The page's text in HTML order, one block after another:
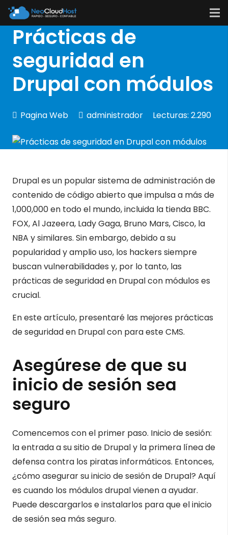
Prácticas de
seguridad en
Drupal con módulos
Pagina Web administrador Lecturas: 2.290
Drupal es un popular sistema de administración de
contenido de código abierto que impulsa a más de
1,000,000 en todo el mundo, incluida la tienda BBC.
FOX, Al Jazeera, Lady Gaga, Bruno Mars, Cisco, la
NBA y similares. Sin embargo, debido a su
popularidad y amplio uso, los hackers siempre
buscan vulnerabilidades y, por lo tanto, las
prácticas de seguridad en Drupal con módulos es
crucial.
En este artículo, presentaré las mejores prácticas
de seguridad en Drupal con para este CMS.
Asegúrese de que su
inicio de sesión sea
seguro
Comencemos con el primer paso. Inicio de sesión:
la entrada a su sitio de Drupal y la primera línea de
defensa contra los piratas informáticos. Entonces,
¿cómo asegurar su inicio de sesión de Drupal? Aquí
es cuando los módulos drupal vienen a ayudar.
Puede descargarlos e instalarlos para que el inicio
de sesión sea más seguro.